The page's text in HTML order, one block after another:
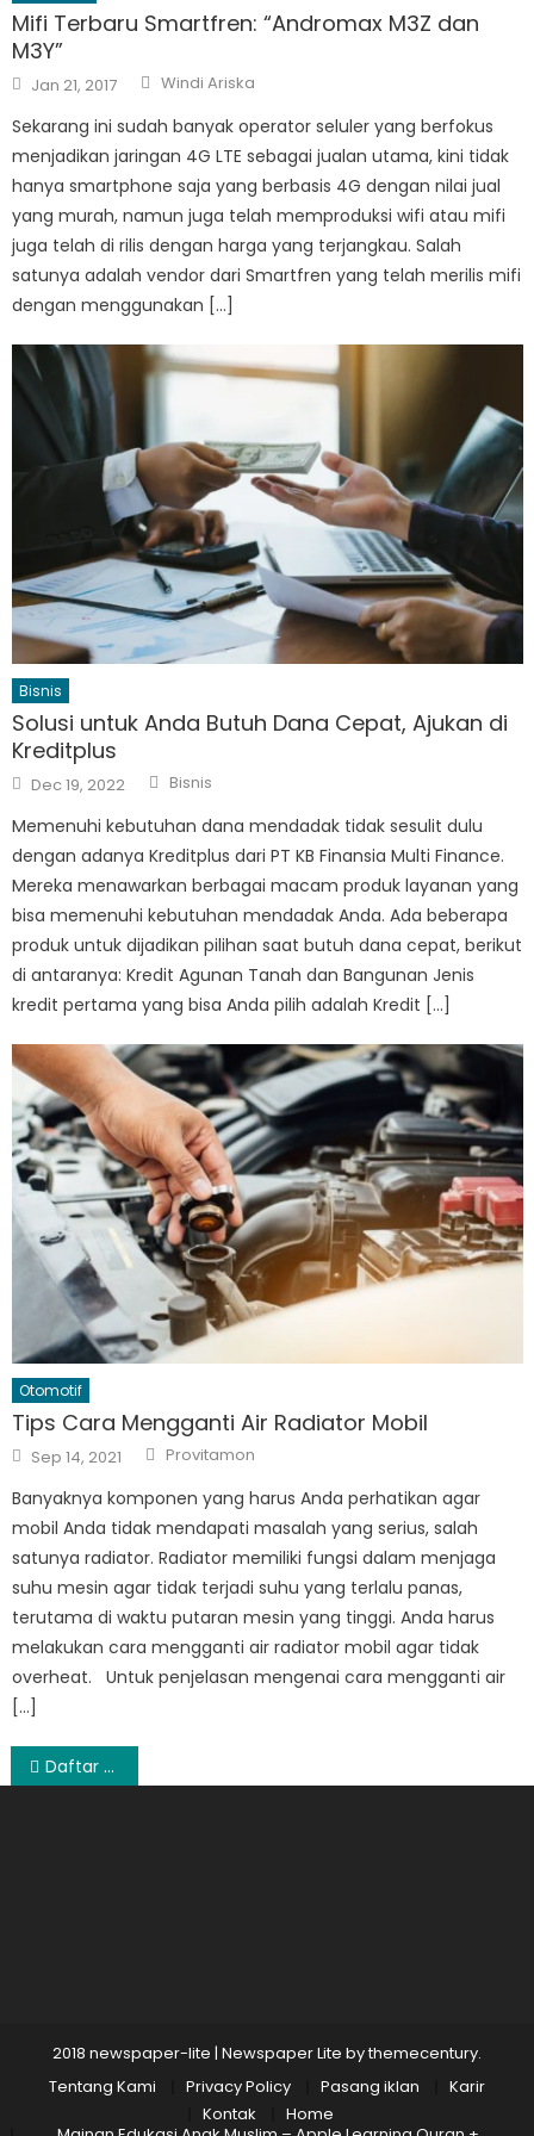
Mifi Terbaru Smartfren: “Andromax M3Z dan
M3Y”
Posted
on
Jan 21, 2017 Author
Windi Ariska
Sekarang ini sudah banyak operator seluler yang berfokus
menjadikan jaringan 4G LTE sebagai jualan utama, kini tidak
hanya smartphone saja yang berbasis 4G dengan nilai jual
yang murah, namun juga telah memproduksi wifi atau mifi
juga telah di rilis dengan harga yang terjangkau. Salah
satunya adalah vendor dari Smartfren yang telah merilis mifi
dengan menggunakan […]
Bisnis
Solusi untuk Anda Butuh Dana Cepat, Ajukan di
Kreditplus
Posted
on
Dec 19, 2022 Author
Bisnis
Memenuhi kebutuhan dana mendadak tidak sesulit dulu
dengan adanya Kreditplus dari PT KB Finansia Multi Finance.
Mereka menawarkan berbagai macam produk layanan yang
bisa memenuhi kebutuhan mendadak Anda. Ada beberapa
produk untuk dijadikan pilihan saat butuh dana cepat, berikut
di antaranya: Kredit Agunan Tanah dan Bangunan Jenis
kredit pertama yang bisa Anda pilih adalah Kredit […]
Otomotif
Tips Cara Mengganti Air Radiator Mobil
Posted
on
Sep 14, 2021 Author
Provitamon
Banyaknya komponen yang harus Anda perhatikan agar
mobil Anda tidak mendapati masalah yang serius, salah
satunya radiator. Radiator memiliki fungsi dalam menjaga
suhu mesin agar tidak terjadi suhu yang terlalu panas,
terutama di waktu putaran mesin yang tinggi. Anda harus
melakukan cara mengganti air radiator mobil agar tidak
overheat. Untuk penjelasan mengenai cara mengganti air
[…]
Post
Daftar Harga Mobil Terbaru
2018 newspaper-lite | Newspaper Lite bythemecentury.
Tentang Kami
Privacy Policy Pasang iklan
Karir
Kontak
Home